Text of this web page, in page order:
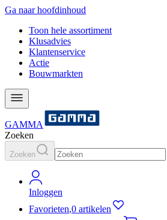
Ga naar hoofdinhoud
Toon hele assortiment
Klusadvies
Klantenservice
Actie
Bouwmarkten
GAMMA
Zoeken
Zoeken
Inloggen
Favorieten,0 artikelen